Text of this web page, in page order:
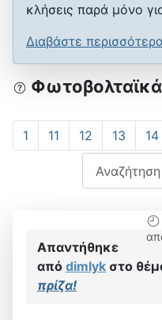
κλήσεις παρά μόνο
Διαβάστε
1 11 12 13 14
Απαντήθηκε
από dimlyk στο
πρίζα!